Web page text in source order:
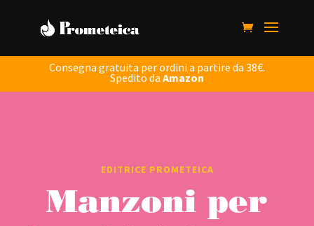
Consegna gratuita per ordini a partire da 38€.
Spedito da Amazon
EDITRICE PROMETEICA
Manzoni per